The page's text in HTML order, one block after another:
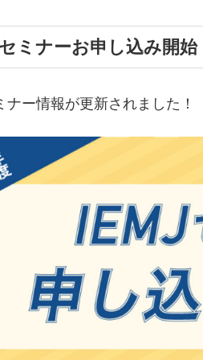
ミナーお申し込み開始
ナー情報が更新されました！